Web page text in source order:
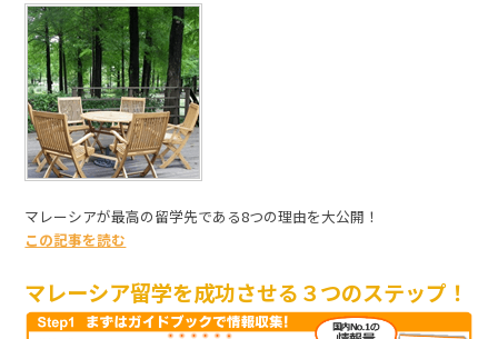
マレーシアが最高の留学先である8つの理由を大公開！
この記事を読む
マレーシア留学を成功させる３つのステップ！